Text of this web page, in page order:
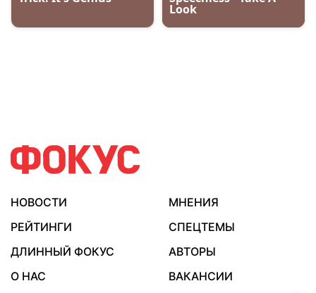
НОВОСТИ
МНЕНИЯ
РЕЙТИНГИ
СПЕЦТЕМЫ
ДЛИННЫЙ ФОКУС
АВТОРЫ
О НАС
ВАКАНСИИ